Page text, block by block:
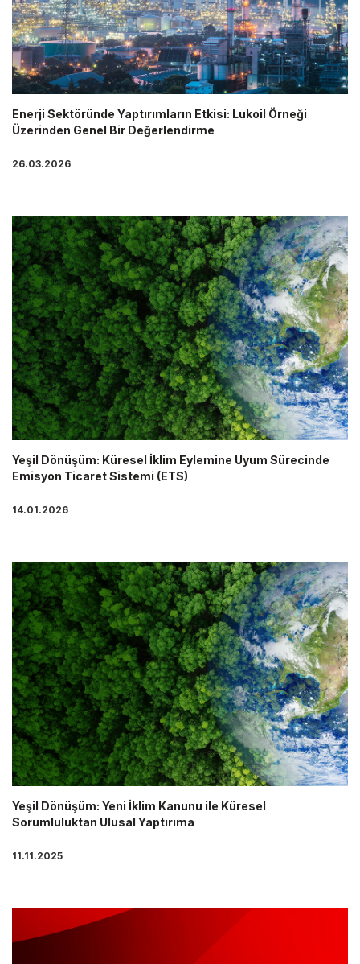
Enerji Sektöründe Yaptırımların Etkisi: Lukoil Örneği
Üzerinden Genel Bir Değerlendirme
26.03.2026
Yeşil Dönüşüm: Küresel İklim Eylemine Uyum Sürecinde
Emisyon Ticaret Sistemi (ETS)
14.01.2026
Yeşil Dönüşüm: Yeni İklim Kanunu ile Küresel
Sorumluluktan Ulusal Yaptırıma
11.11.2025